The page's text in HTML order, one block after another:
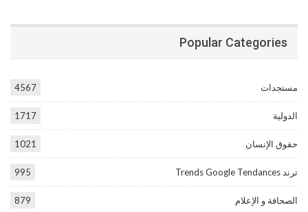
Popular Categories
مستجدات 4567
الدولية 1717
حقوق الإنسان 1021
ترند Trends Google Tendances 995
الصحافة و الإعلام 879